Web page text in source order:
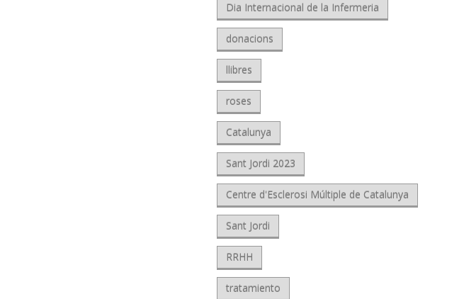
Dia Internacional de la Infermeria
donacions
llibres
roses
Catalunya
Sant Jordi 2023
Centre d'Esclerosi Múltiple de Catalunya
Sant Jordi
RRHH
tratamiento